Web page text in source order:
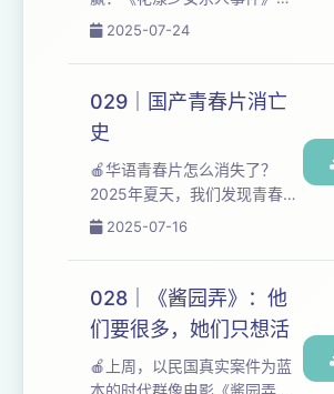
更会由点及面地谈到性骚扰案
诉讼的诸多关键问题：武大图
书馆事件有哪“三重事实...
《你行！你上！》。《花漾》
剥夺了失败的权力，只能在“必
赢”脚本里存活。为了比赛，要
赢；为了母亲的爱，要赢；为
了保全自我，要赢。赢只能作
为结果，而非意义，一旦输
了，是自我价值和意志的彻底
崩坏，一旦输了，就是毁灭。
文式的赢学叙事。电影结尾留
下一句意味深长的台词：“最成
功的钢琴家都是五十岁以后才
豋台...
2025-07-24
029｜国产青春片消亡
史
🍎华语青春片怎么消失了？
2025年夏天，我们发现青春片
几乎没有市场了。越来越少的
越少的观众想看青春片。 对于
90后来说，我们的青春片是从
2011年爆火的《那些年，我们
一起追的女孩》开始的。2013
年，《致青春》上映，以6000
万成本博得超7亿票房，也引爆
2025-07-16
028｜《酱园弄》：他
们要很多，她们只想活
🍎上周，以民国真实案件为蓝
本的时代群像电影《酱园弄》